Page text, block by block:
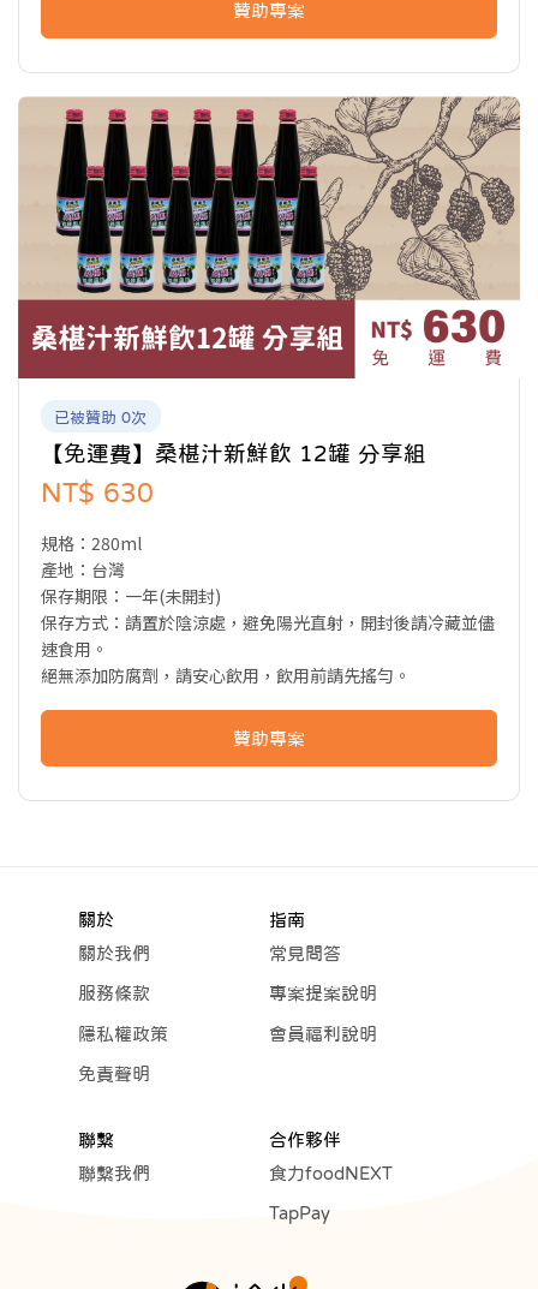
贊助專案
已被贊助 0次
【免運費】桑椹汁新鮮飲 12罐 分享組
NT$ 630
規格：280ml
產地：台灣
保存期限：一年(未開封)
保存方式：請置於陰涼處，避免陽光直射，開封後請冷藏並儘
速食用。
絕無添加防腐劑，請安心飲用，飲用前請先搖勻。
贊助專案
關於
關於我們
服務條款
隱私權政策
免責聲明
指南
常見問答
專案提案說明
會員福利說明
聯繫
聯繫我們
合作夥伴
食力foodNEXT
TapPay